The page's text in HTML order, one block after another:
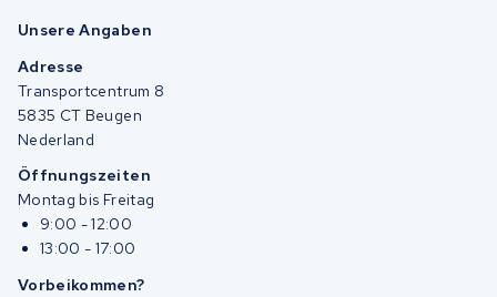
Unsere Angaben
Adresse
Transportcentrum 8
5835 CT Beugen
Nederland
Öffnungszeiten
Montag bis Freitag
9:00 - 12:00
13:00 - 17:00
Vorbeikommen?